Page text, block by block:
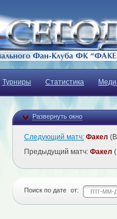
Турниры Статистика
Развернуть окно
Следующий матч: Факел
Предыдущий матч: Факел
Поиск по дате от: